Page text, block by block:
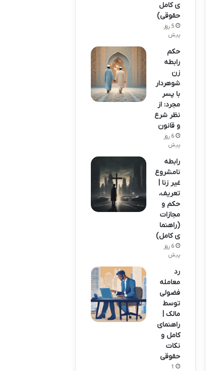
ی کامل
حقوقی)
5 روز
پیش
حکم
رابطه
زن
شوهردار
با پسر
مجرد: از
نظر شرع
و قانون
6 روز
پیش
رابطه
نامشروع
غیر زنا |
تعریف،
حکم و
مجازات
(راهنما
ی کامل)
6 روز
پیش
رد
معامله
فضولی
توسط
مالک |
راهنمای
کامل و
نکات
حقوقی
1